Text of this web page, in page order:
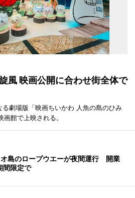
風 映画公開に合わせ街全体で
劇場版「映画ちいかわ 人魚の島のひみ
館で上映される。
島のロープウエーが夜間運行 開業
間限定で